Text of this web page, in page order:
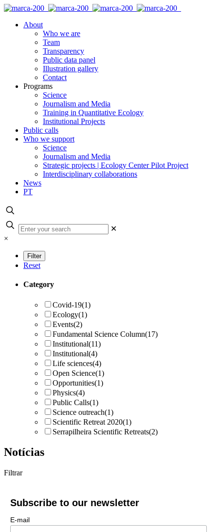
About
Who we are
Team
Transparency
Public data panel
Illustration gallery
Contact
Programs
Science
Journalism and Media
Training in Quantitative Ecology
Institutional Projects
Public calls
Who we support
Science
Journalism and Media
Strategic projects | Ecology Center Pilot Project
Interdisciplinary collaborations
News
PT
✕
×
Reset
Category
Covid-19(1)
Ecology(1)
Events(2)
Fundamental Science Column(17)
Institutional(11)
Institutional(4)
Life sciences(4)
Open Science(1)
Opportunities(1)
Physics(4)
Public Calls(1)
Science outreach(1)
Scientific Retreat 2020(1)
Serrapilheira Scientific Retreats(2)
Notícias
Filtrar
Subscribe to our newsletter
E-mail